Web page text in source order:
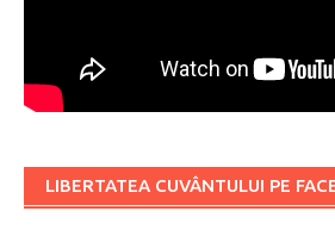
LIBERTATEA CUVÂNTULUI PE